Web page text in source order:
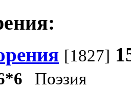
[1827]
Поэзия